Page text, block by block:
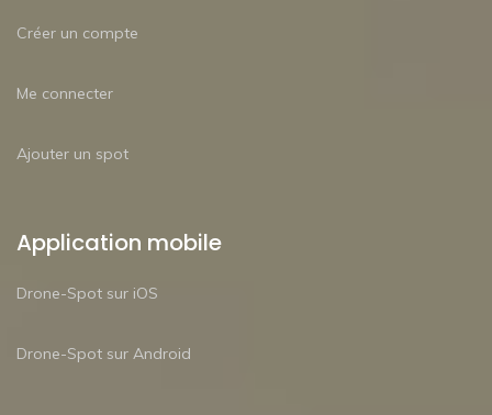
Créer un compte
Me connecter
Ajouter un spot
Application mobile
Drone-Spot sur iOS
Drone-Spot sur Android